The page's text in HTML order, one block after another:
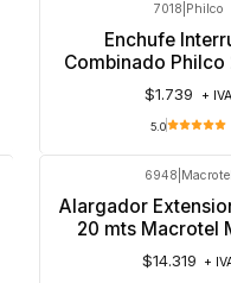
7018 Philco
Enchufe
Combinado Philco
$1.739 + IVA
5.0
6948 Macrotel
Alargador
20 mts Macrotel
$14.319 +